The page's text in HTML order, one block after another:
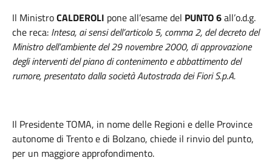
Il MinistroCALDEROLI pone all’esame del PUNTO 6all’o.d.g.
che reca: Intesa, ai sensi dell’articolo 5, comma 2, del decreto del
Ministro dell’ambiente del 29 novembre 2000, di approvazione
degli interventi del piano di contenimento e abbattimento del
rumore, presentato dalla società Autostrada dei Fiori S.p.A.
Il PresidenteTOMA, in nome delle Regioni e delle Province
autonome di Trento e di Bolzano, chiede il rinvio del punto,
per un maggiore approfondimento.